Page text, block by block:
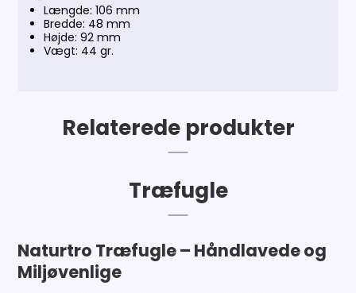
Længde: 106 mm
Bredde: 48 mm
Højde: 92 mm
Vægt: 44 gr.
Relaterede produkter
Træfugle
Naturtro Træfugle – Håndlavede og
Miljøvenlige